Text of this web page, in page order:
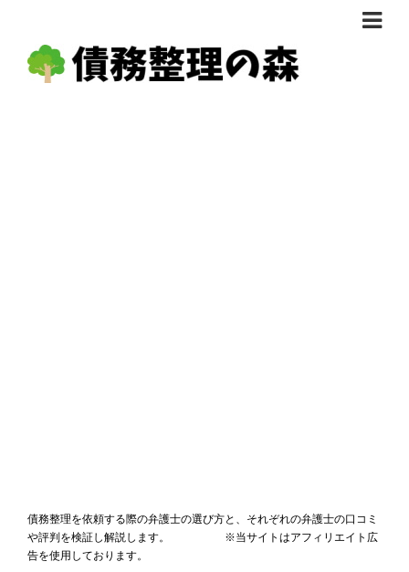
債務整理体験談
債務整理を依頼する際の弁護士の選び方と、それぞれの弁護士の口コミ
や評判を検証し解説します。 ※当サイトはアフィリエイト広
告を使用しております。